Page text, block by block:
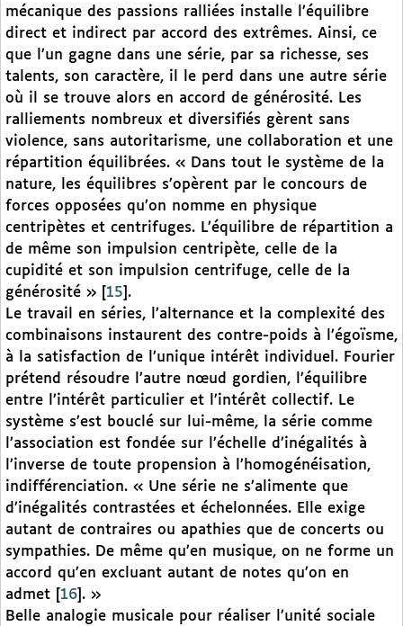
mécanique des passions ralliées installe l’équilibre
direct et indirect par accord des extrêmes. Ainsi, ce
que l’un gagne dans une série, par sa richesse, ses
talents, son caractère, il le perd dans une autre série
où il se trouve alors en accord de générosité. Les
ralliements nombreux et diversifiés gèrent sans
violence, sans autoritarisme, une collaboration et une
répartition équilibrées. « Dans tout le système de la
nature, les équilibres s’opèrent par le concours de
forces opposées qu’on nomme en physique
centripètes et centrifuges. L’équilibre de répartition a
de même son impulsion centripète, celle de la
cupidité et son impulsion centrifuge, celle de la
générosité »
15 .
Le travail en séries, l’alternance et la complexité des
combinaisons instaurent des contre-poids à l’égoïsme,
à la satisfaction de l’unique intérêt individuel. Fourier
prétend résoudre l’autre nœud gordien, l’équilibre
entre l’intérêt particulier et l’intérêt collectif. Le
système s’est bouclé sur lui-même, la série comme
l’association est fondée sur l’échelle d’inégalités à
l’inverse de toute propension à l’homogénéisation,
indifférenciation. « Une série ne s’alimente que
d’inégalités contrastées et échelonnées. Elle exige
autant de contraires ou apathies que de concerts ou
sympathies. De même qu’en musique, on ne forme un
accord qu’en excluant autant de notes qu’on en
admet
16 . »
Belle analogie musicale pour réaliser l’unité sociale